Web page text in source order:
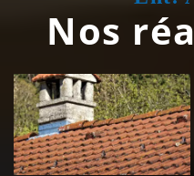
Nos
Couvreur
zingueur 39
Jura